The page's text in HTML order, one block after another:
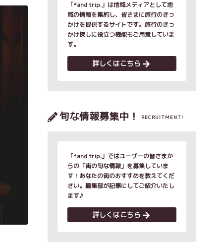
「*and trip.」は地域メディアとして地
域の情報を集約し、皆さまに旅行のきっ
かけを提供するサイトです。旅行のきっ
かけ探しに役立つ機能もご用意していま
す。
詳しくはこちら
旬な情報募集中！ RECRUITMENT!
「*and trip.」ではユーザーの皆さまか
らの「街の旬な情報」を募集していま
す！あなたの街のおすすめを教えてくだ
さい。編集部が記事にしてご紹介いたし
ます♪
詳しくはこちら